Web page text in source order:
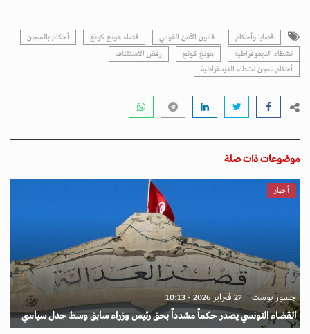
قضايا وأحكام قانون الأمن القومي قضاء هونغ كونغ
أحكام بالسجن
نشطاء الديموقراطية
هونغ كونغ
رفض الاستئناف
أحكام سجن نشطاء الديمقراطية
موضوعات ذات صلة
أخبار
جسور بوست 27 فبراير 2026 - 10:13
القضاء التونسي يصدر حكماً مشدداً بحق رئيس وزراء سابق وسط جدل سياسي